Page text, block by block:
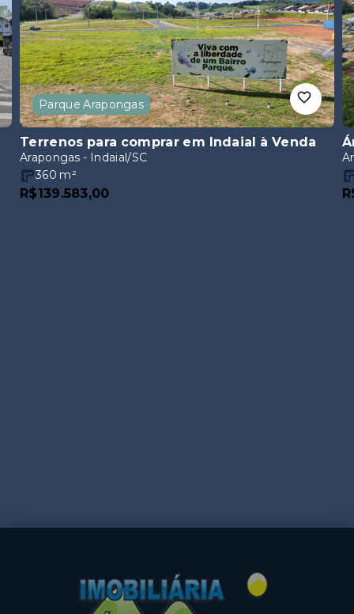
Parque Arapongas
Terrenos para comprar em Indaial à Venda
Arapongas - Indaial/SC
360 m²
R$139.583,00